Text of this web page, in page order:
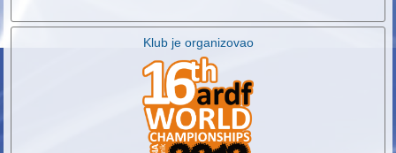
Klub je organizovao